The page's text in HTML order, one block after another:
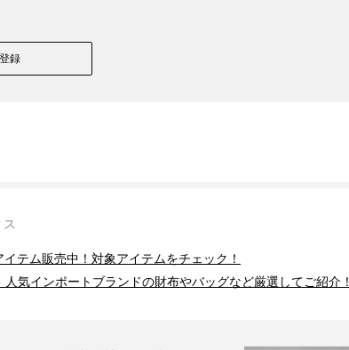
録
イテム販売中！対象アイテムをチェック！
気インポートブランドの財布やバッグなど厳選してご紹介！